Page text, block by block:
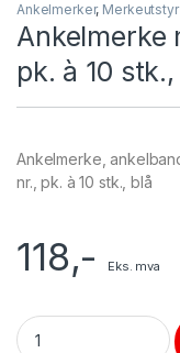
Ankelmerker, Merkeutstyr
Ankelmerke
pk. à 10
Ankelmerke,
nr., pk. à 10 stk., blå
118,- Eks. mva
Ankelmerke med